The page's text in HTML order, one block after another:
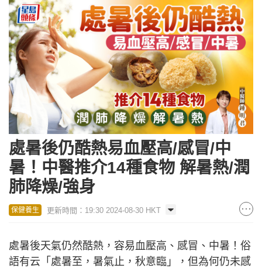
處暑後仍酷熱易血壓高/感冒/中
暑！中醫推介14種食物 解暑熱/潤
肺降燥/強身
保健養生 更新時間：19:30 2024-08-30 HKT
處暑後天氣仍然酷熱，容易血壓高、感冒、中暑！俗
語有云「處暑至，暑氣止，秋意臨」，但為何仍未感